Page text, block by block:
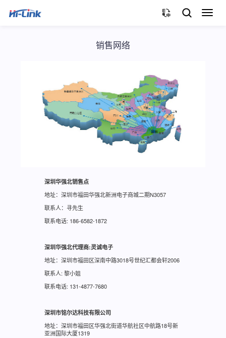
切
销售网络
深圳华强北销售点
地址：深圳市福田华强北新洲电子商城二期N3057
联系人：寻先生
联系电话: 186-6582-1872
深圳华强北代理商:灵诚电子
地址：深圳市福田区深南中路3018号世纪汇都会轩2006
联系人: 黎小姐
联系电话: 131-4877-7680
深圳市铭尔达科技有限公司
地址：深圳市福田区华强北街道华航社区中航路18号新
亚洲国际大厦1319